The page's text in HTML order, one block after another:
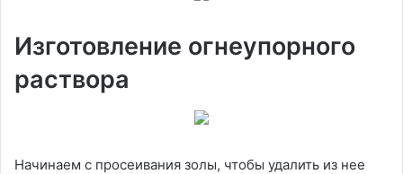
Изготовление огнеупорного
раствора
Начинаем с просеивания золы, чтобы удалить из нее